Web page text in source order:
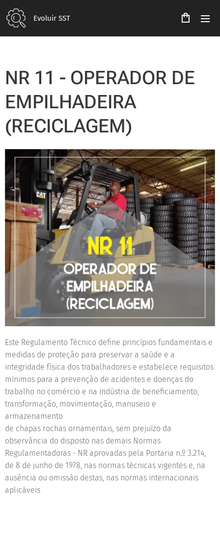
Evoluir SST
NR 11 - OPERADOR DE
EMPILHADEIRA
(RECICLAGEM)
Este Regulamento Técnico define princípios fundamentais e
medidas de proteção para preservar a saúde e a
integridade física dos trabalhadores e estabelece requisitos
mínimos para a prevenção de acidentes e doenças do
trabalho no comércio e na indústria de beneficiamento,
transformação, movimentação, manuseio e
armazenamento
de chapas rochas ornamentais, sem prejuízo da
observância do disposto nas demais Normas
Regulamentadoras - NR aprovadas pela Portaria n.º 3.214,
de 8 de junho de 1978, nas normas técnicas vigentes e, na
ausência ou omissão destas, nas normas internacionais
aplicáveis